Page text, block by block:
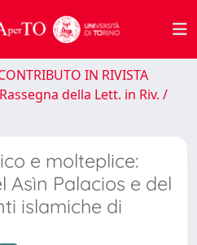
IN RIVISTA
della Lett. in Riv. /
e molteplice:
Asìn Palacios e del
islamiche di